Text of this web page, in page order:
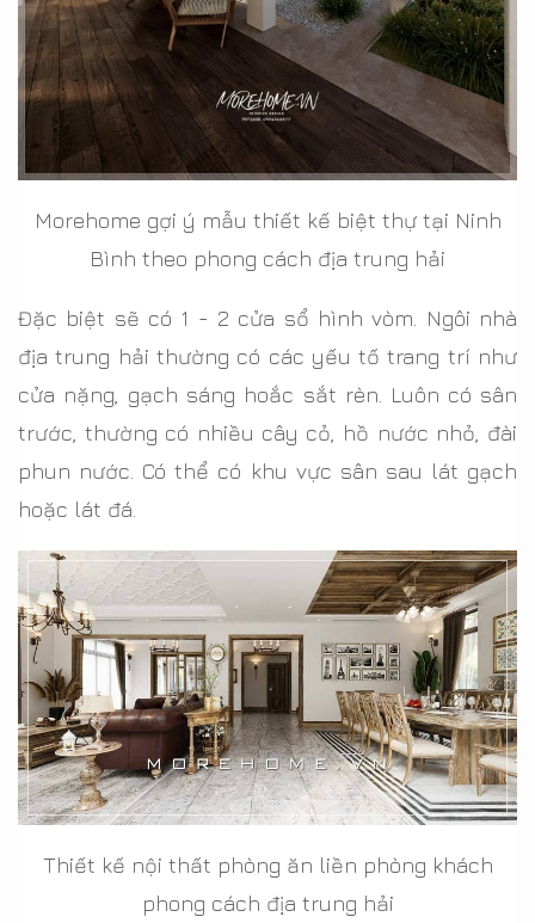
Morehome gợi ý mẫu thiết kế biệt thự tại Ninh
Bình theo phong cách địa trung hải
Đặc biệt sẽ có 1 - 2 cửa sổ hình vòm. Ngôi nhà
địa trung hải thường có các yếu tố trang trí như
cửa nặng, gạch sáng hoắc sắt rèn. Luôn có sân
trước, thường có nhiều cây cỏ, hồ nước nhỏ, đài
phun nước. Có thể có khu vực sân sau lát gạch
hoặc lát đá.
Thiết kế nội thất phòng ăn liền phòng khách
phong cách địa trung hải